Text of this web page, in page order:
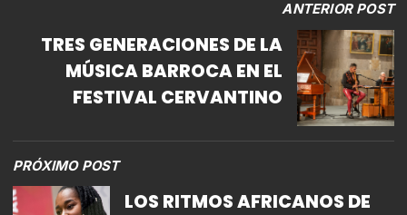
ANTERIOR POST
TRES GENERACIONES DE LA
MÚSICA BARROCA EN EL
FESTIVAL CERVANTINO
PRÓXIMO POST
LOS RITMOS AFRICANOS DE